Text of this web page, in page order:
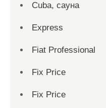
Cuba, сауна
Express
Fiat Professional
Fix Price
Fix Price